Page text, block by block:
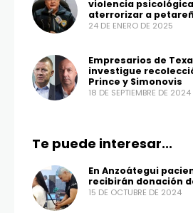
violencia
aterrorizar a
24 DE ENERO DE 2025
Empresarios de
investigue
Prince y Simonovis
18 DE SEPTIEMBRE DE 2024
Te puede interesar...
En Anzoátegui
recibirán donación
15 DE OCTUBRE DE 2024